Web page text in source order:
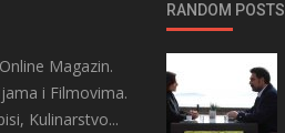
Magazin.
i Filmovima.
Kulinarstvo...
RANDOM POSTS